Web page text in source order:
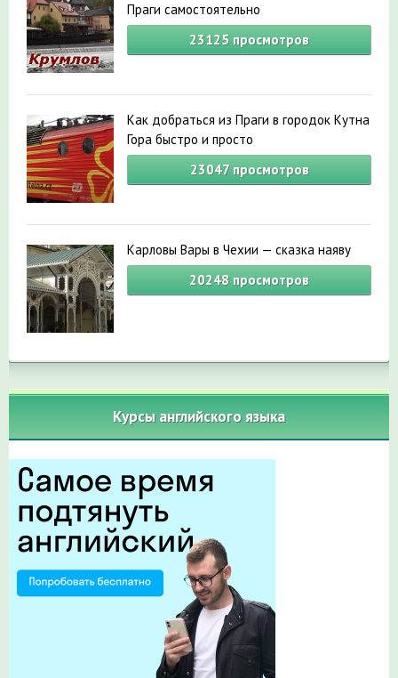
Праги самостоятельно
23125 просмотров
Как добраться из Праги в городок Кутна
Гора быстро и просто
23047просмотров
Карловы Вары в Чехии — сказка наяву
20248 просмотров
Курсы английского языка